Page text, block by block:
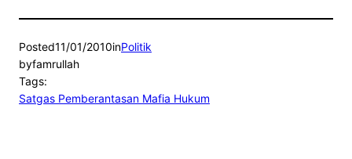
Posted11/01/2010inPolitik
byfamrullah
Tags:
Satgas Pemberantasan Mafia Hukum